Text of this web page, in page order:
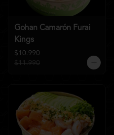
Gohan Camarón Furai
Kings
$10.990
$11.990